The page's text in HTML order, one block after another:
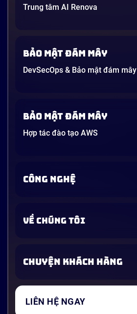
Trung tâm AI Renova
Bảo mật đám mây
DevSecOps & Bảo mật đám mây
Bảo mật đám mây
Hợp tác đào tạo AWS
CÔNG NGHỆ
VỀ CHÚNG TÔI
CHUYỆN KHÁCH HÀNG
LIÊN HỆ NGAY